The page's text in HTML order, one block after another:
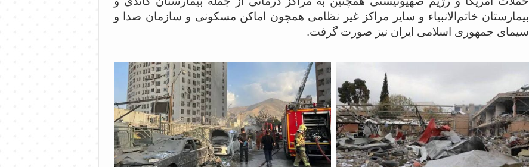
بیمارستان خاتم‌الانبیاء و سایر مراکز غیر نظامی همچون اماکن مسکونی و سازمان صدا و
سیمای جمهوری اسلامی ایران نیز صورت گرفت.